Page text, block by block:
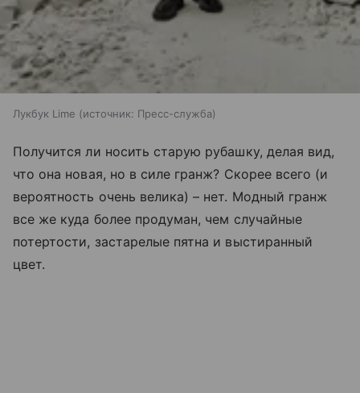
Лукбук Lime источник: Пресс-служба
Получится ли носить старую рубашку, делая вид,
что она новая, но в силе гранж? Скорее всего (и
вероятность очень велика) – нет. Модный гранж
все же куда более продуман, чем случайные
потертости, застарелые пятна и выстиранный
цвет.